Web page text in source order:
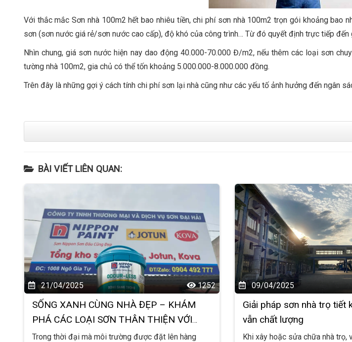
Với thắc mắc Sơn nhà 100m2 hết bao nhiêu tiền, chi phí sơn nhà 100m2 trọn gói khoảng
sơn (sơn nước giá rẻ/sơn nước cao cấp), độ khó của công trình… Từ đó quyết định trực tiếp đến
Nhìn chung, giá sơn nước hiện nay dao động 40.000-70.000 Đ/m2, nếu thêm các loại sơn
tường nhà 100m2, gia chủ có thể tốn khoảng 5.000.000-8.000.000 đồng.
Trên đây là những gợi ý cách tính chi phí sơn lại nhà cũng như các yếu tố ảnh hưởng đến ngân
BÀI VIẾT LIÊN QUAN:
21/04/2025 1252
SỐNG XANH CÙNG NHÀ ĐẸP – KHÁM
PHÁ CÁC LOẠI SƠN THÂN THIỆN VỚI
MÔI TRƯỜNG HOT NHẤT HIỆN NAY!
Trong thời đại mà môi trường được đặt lên hàng
09/04/2025
Giải pháp sơn nhà trọ tiết
vẫn chất lượng
Khi xây hoặc sửa chữa nhà trọ,